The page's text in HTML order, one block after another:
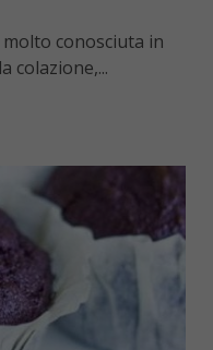
conosciuta in
colazione,...